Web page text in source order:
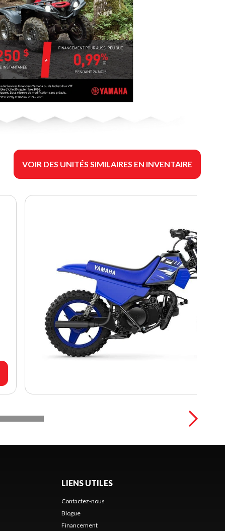
VOIR DES UNITÉS SIMILAIRES EN INVENTAIRE
LIENS UTILES
Contactez-nous
Blogue
Financement